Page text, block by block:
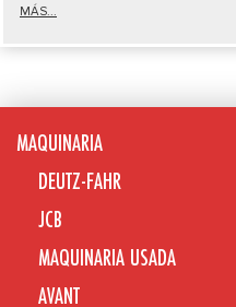
MÁS...
MAQUINARIA
DEUTZ-FAHR
JCB
MAQUINARIA USADA
AVANT